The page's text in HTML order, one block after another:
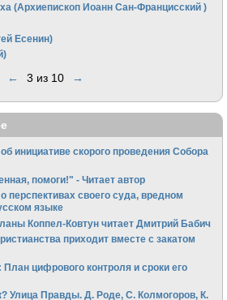
(Архиепископ Иоанн Сан-Францисский )
Есенин)
← 3 из 10 →
инициативе скорого проведения Собора
помоги!" - Читает автор
перспективах своего суда, вредном
языке
Коппел-Ковтун читает Дмитрий Бабич
приходит вместе с закатом
цифрового контроля и сроки его
Улица Правды. Д. Роде, С. Колмогоров, К.